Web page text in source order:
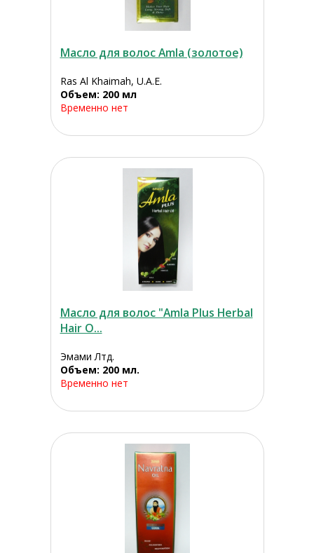
Масло для волос Amla (золотое)
Ras Al Khaimah, U.A.E.
Объем: 200 мл
Временно нет
Масло для волос "Amla Plus Herbal
Hair O...
Эмами Лтд.
Объем: 200 мл.
Временно нет